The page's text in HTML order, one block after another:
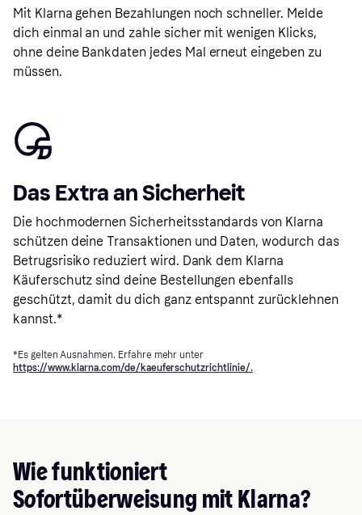
Mit Klarna gehen Bezahlungen noch schneller. Melde
dich einmal an und zahle sicher mit wenigen Klicks,
ohne deine Bankdaten jedes Mal erneut eingeben zu
müssen.
Das Extra an Sicherheit
Die hochmodernen Sicherheitsstandards von Klarna
schützen deine Transaktionen und Daten, wodurch das
Betrugsrisiko reduziert wird. Dank dem Klarna
Käuferschutz sind deine Bestellungen ebenfalls
geschützt, damit du dich ganz entspannt zurücklehnen
kannst.*
*Es gelten Ausnahmen. Erfahre mehr unter
https://www.klarna.com/de/kaeuferschutzrichtlinie/.
Wie funktioniert
Sofortüberweisung mit Klarna?